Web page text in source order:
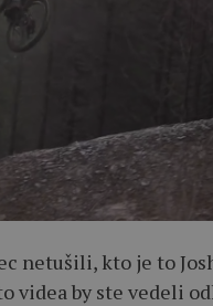
netušili, kto je to
videa by ste vedeli